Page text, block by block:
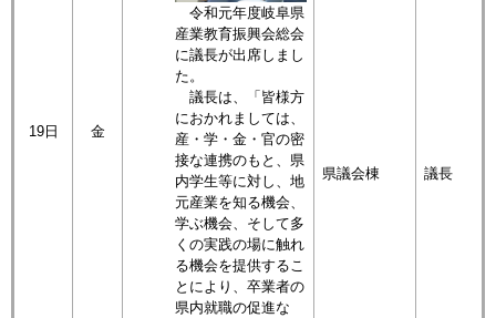
19日 金
令和元年度岐阜県
産業教育振興会総会
に議長が出席しまし
た。
議長は、「皆様方
におかれましては、
産・学・金・官の密
接な連携のもと、県
内学生等に対し、地
元産業を知る機会、
学ぶ機会、そして多
くの実践の場に触れ
る機会を提供するこ
とにより、卒業者の
県内就職の促進な
県議会棟 議長